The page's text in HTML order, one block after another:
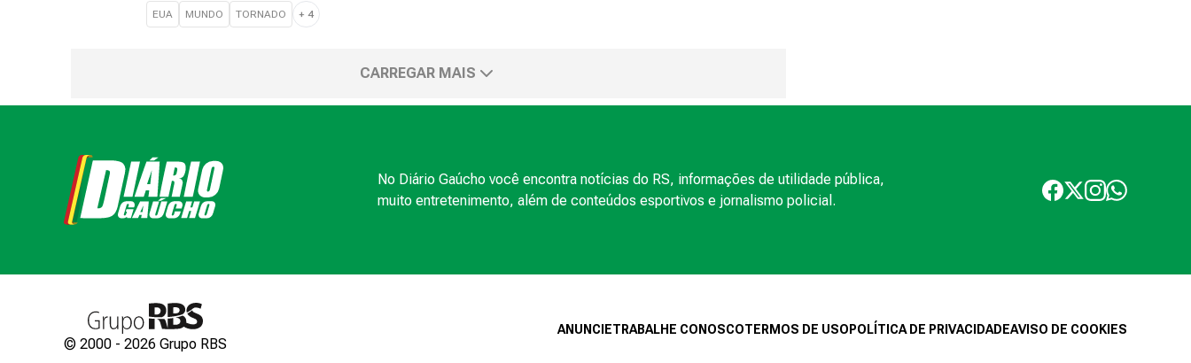
EUA MUNDO TORNADO + 4
CARREGAR MAIS
No Diário Gaúcho você encontra notícias do RS, informações de utilidade pública,
muito entretenimento, além de conteúdos esportivos e jornalismo policial.
ANUNCIETRABALHE CONOSCOTERMOS DE USO POLÍTICA DE PRIVACIDADEAVISO DE COOKIES
© 2000 - 2026 Grupo RBS